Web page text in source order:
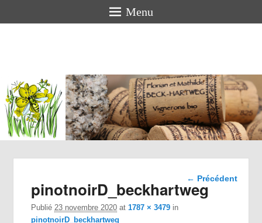
Menu
BECK-
HARTWEG
Vigneron bio en Alsace
Navigation
dans les
← Précédent
pinotnoirD_beckhartweg
Publié23 novembre 2020 at1787 × 3479 in
pinotnoirD_beckhartweg